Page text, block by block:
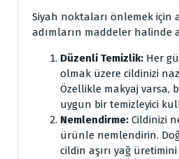
Siyah noktaları önlemek için
adımların maddeler halinde
Düzenli Temizlik: Her
olmak üzere cildinizi
Özellikle makyaj varsa,
uygun bir temizleyici
Nemlendirme: Cildinizi
ürünle nemlendirin.
cildin aşırı yağ